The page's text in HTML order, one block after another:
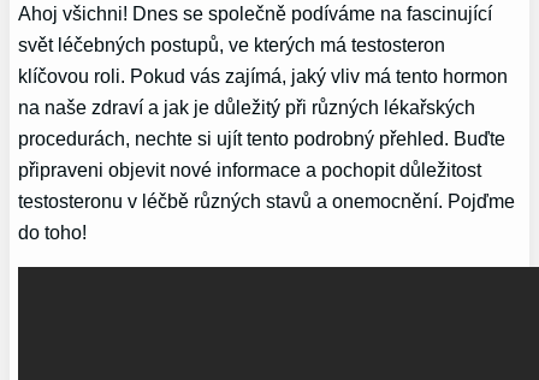
Ahoj všichni! Dnes se společně podíváme na fascinující
svět léčebných postupů, ve kterých má testosteron
klíčovou roli. Pokud vás zajímá, jaký vliv má tento hormon
na naše zdraví a jak je důležitý při různých lékařských
procedurách, nechte si ujít tento podrobný přehled. Buďte
připraveni objevit nové informace a pochopit důležitost
testosteronu v léčbě různých stavů a onemocnění. Pojďme
do toho!